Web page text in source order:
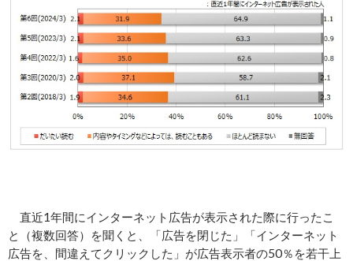
直近1年間にインターネット広告が表示された際に行ったこ
と（複数回答）を聞くと、「広告を閉じた」「インターネット
広告を、間違えてクリックした」が広告表示者の50％を若干上